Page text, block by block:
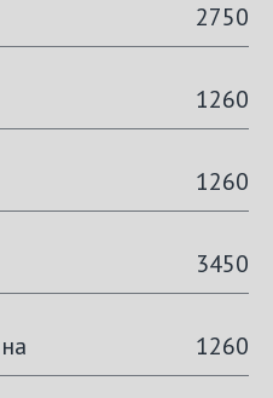
2750
1260
1260
3450
1260